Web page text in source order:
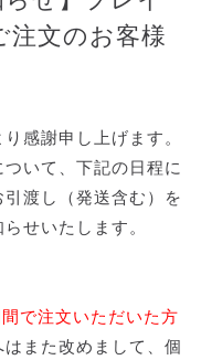
注文のお客様
感謝申し上げます。
ついて、下記の日程に
渡し（発送含む）を
せいたします。
で注文いただいた方
また改めまして、個